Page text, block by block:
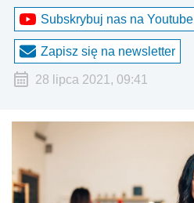
Subskrybuj nas na Youtube
Zapisz się na newsletter
28 lipca 2021, 09:41